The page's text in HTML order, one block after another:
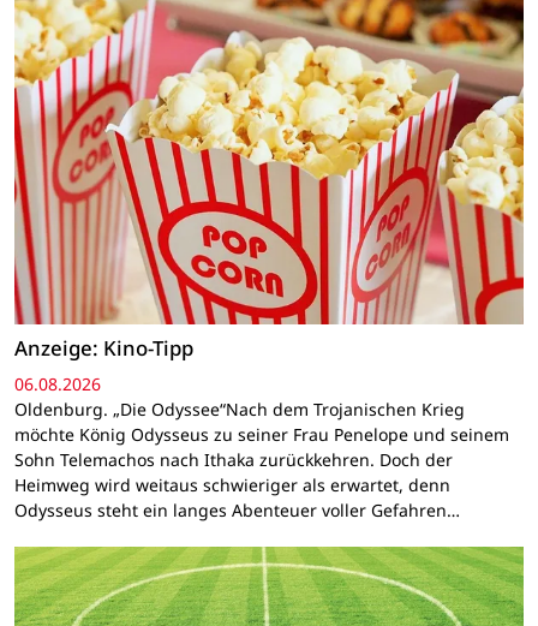
Anzeige: Kino-Tipp
06.08.2026
Oldenburg. „Die Odyssee“Nach dem Trojanischen Krieg
möchte König Odysseus zu seiner Frau Penelope und seinem
Sohn Telemachos nach Ithaka zurückkehren. Doch der
Heimweg wird weitaus schwieriger als erwartet, denn
Odysseus steht ein langes Abenteuer voller Gefahren…